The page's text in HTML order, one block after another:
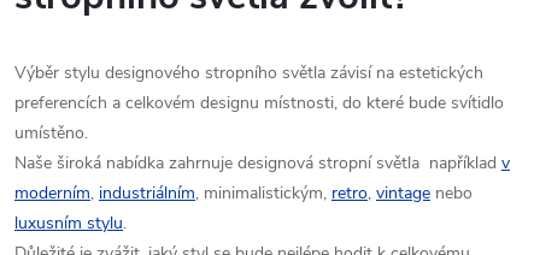
Výběr stylu designového stropního světla závisí na estetických
preferencích a celkovém designu místnosti, do které bude svítidlo
umístěno.
Naše široká nabídka zahrnuje designová stropní světla například v
moderním, industriálním, minimalistickým, retro, vintage nebo
luxusním stylu.